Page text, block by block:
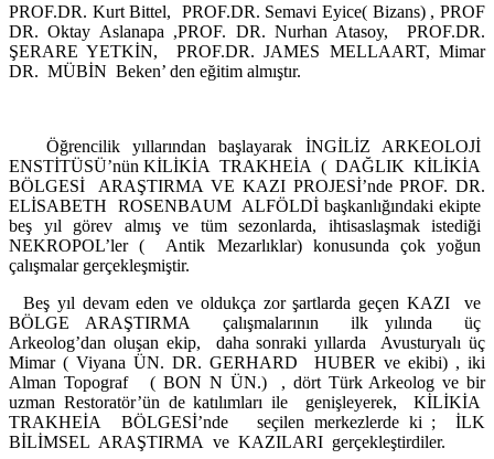
PROF.DR. Kurt Bittel, PROF.DR. Semavi Eyice( Bizans) , PROF
DR. Oktay Aslanapa ,PROF. DR. Nurhan Atasoy, PROF.DR.
ŞERARE YETKİN, PROF.DR. JAMES MELLAART, Mimar
DR. MÜBİN Beken’ den eğitim almıştır.
Öğrencilik yıllarından başlayarak İNGİLİZ ARKEOLOJİ
ENSTİTÜSÜ’nün KİLİKİA TRAKHEİA ( DAĞLIK KİLİKİA
BÖLGESİ ARAŞTIRMA VE KAZI PROJESİ’nde PROF. DR.
ELİSABETH ROSENBAUM ALFÖLDİ başkanlığındaki ekipte
beş yıl görev almış ve tüm sezonlarda, ihtisaslaşmak istediği
NEKROPOL’ler ( Antik Mezarlıklar) konusunda çok yoğun
çalışmalar gerçekleşmiştir.
Beş yıl devam eden ve oldukça zor şartlarda geçen KAZI ve
BÖLGE ARAŞTIRMA çalışmalarının ilk yılında üç
Arkeolog’dan oluşan ekip, daha sonraki yıllarda Avusturyalı üç
Mimar ( Viyana ÜN. DR. GERHARD HUBER ve ekibi) , iki
Alman Topograf ( BON N ÜN.) , dört Türk Arkeolog ve bir
uzman Restoratör’ün de katılımları ile genişleyerek, KİLİKİA
TRAKHEİA BÖLGESİ’nde seçilen merkezlerde ki ; İLK
BİLİMSEL ARAŞTIRMA ve KAZILARI gerçekleştirdiler.